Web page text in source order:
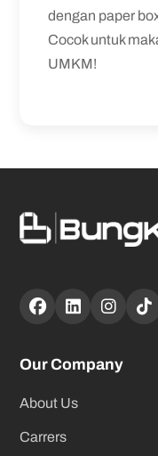
dengan paper
Cocok untuk
UMKM!
Our Company
About Us
Carrers